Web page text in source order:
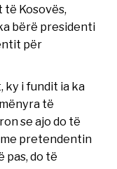
Kosovës,
bërë presidenti
për
ky i fundit ia ka
të
se ajo do të
pretendentin
pas, do të